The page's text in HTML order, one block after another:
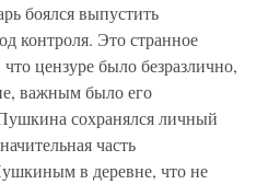
боялся выпустить
контроля. Это странное
цензуре было безразлично,
важным было его
сохранялся личный
часть
в деревне, что не